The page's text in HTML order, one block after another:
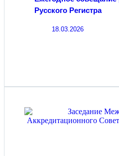
Русского Регистра
18.03.2026